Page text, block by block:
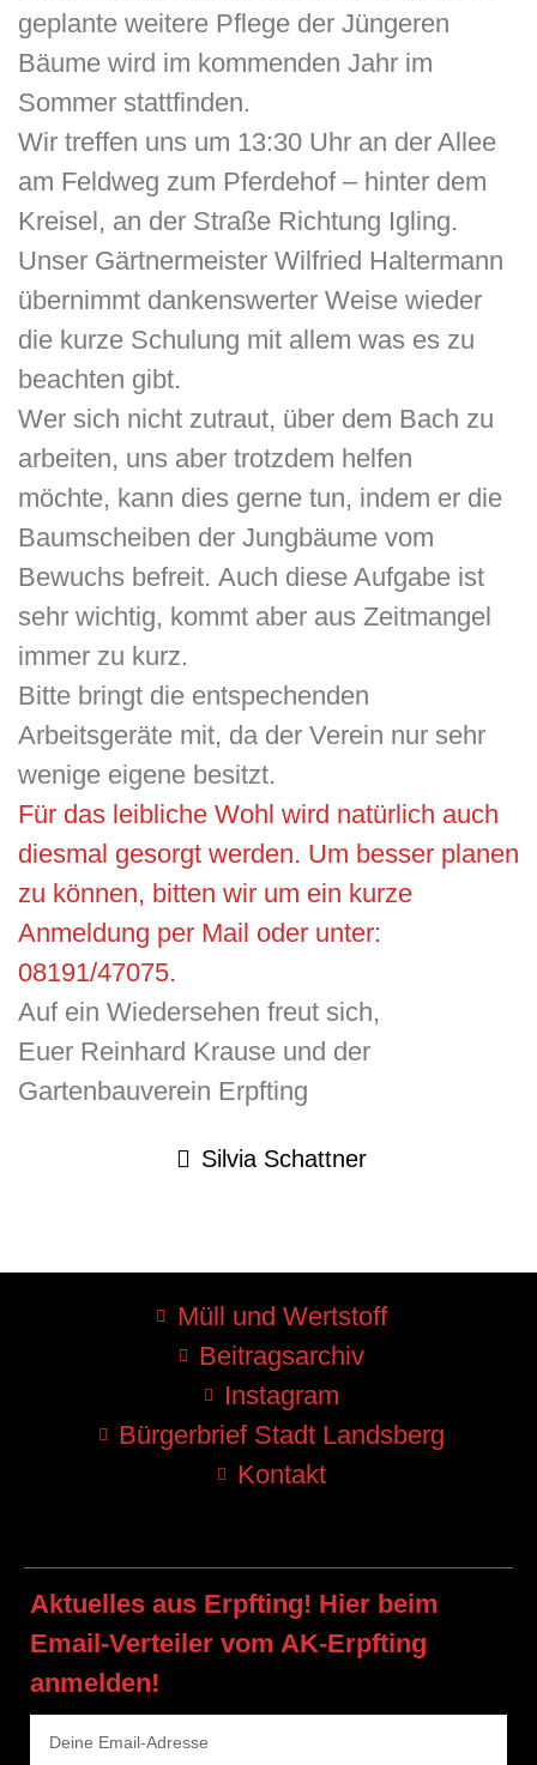
geplante weitere Pflege der Jüngeren
Bäume wird im kommenden Jahr im
Sommer stattfinden.
Wir treffen uns um 13:30 Uhr an der Allee
am Feldweg zum Pferdehof – hinter dem
Kreisel, an der Straße Richtung Igling.
Unser Gärtnermeister Wilfried Haltermann
übernimmt dankenswerter Weise wieder
die kurze Schulung mit allem was es zu
beachten gibt.
Wer sich nicht zutraut, über dem Bach zu
arbeiten, uns aber trotzdem helfen
möchte, kann dies gerne tun, indem er die
Baumscheiben der Jungbäume vom
Bewuchs befreit. Auch diese Aufgabe ist
sehr wichtig, kommt aber aus Zeitmangel
immer zu kurz.
Bitte bringt die entspechenden
Arbeitsgeräte mit, da der Verein nur sehr
wenige eigene besitzt.
Für das leibliche Wohl wird natürlich auch
diesmal gesorgt werden. Um besser planen
zu können, bitten wir um ein kurze
Anmeldung per Mail oder unter:
08191/47075.
Auf ein Wiedersehen freut sich,
Euer Reinhard Krause und der
Gartenbauverein Erpfting
Silvia Schattner
Müll und Wertstoff
Beitragsarchiv
Instagram
Bürgerbrief Stadt Landsberg
Kontakt
Aktuelles aus Erpfting! Hier beim
Email-Verteiler vom AK-Erpfting
anmelden!